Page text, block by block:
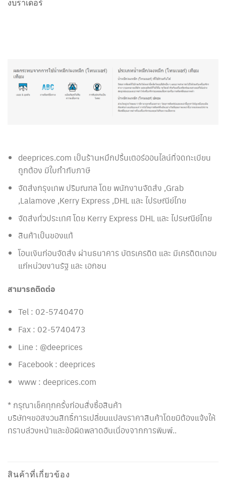
งบราเดอร์
deeprices.com เป็นร้านหมึกปริ้นเตอร์ออนไลน์ที่จดทะเบียน
ถูกต้อง มีใบกำกับภาษี
จัดส่งกรุงเทพ ปริมณฑล โดย พนักงานจัดส่ง ,Grab
,Lalamove ,Kerry Express ,DHL และ ไปรษณีย์ไทย
จัดส่งทั่วประเทศ โดย Kerry Express DHL และ ไปรษณีย์ไทย
สินค้าเป็นของแท้
โอนเงินก่อนจัดส่ง ผ่านธนาคาร บัตรเครดิต และ มีเครดิตเทอม
แก่หน่วยงานรัฐ และ เอกชน
สามารถติดต่อ
Tel : 02-5740470
Fax : 02-5740473
Line : @deeprices
Facebook : deeprices
www : deeprices.com
* กรุณาเช็คทุกครั้งก่อนสั่งซื้อสินค้า
บริษัทฯขอสงวนสิทธิ์การเปลี่ยนแปลงราคาสินค้าโดยมิต้องแจ้งให้
ทราบล่วงหน้าและข้อผิดพลาดอันเนื่องจากการพิมพ์..
สินค้าที่เกี่ยวข้อง